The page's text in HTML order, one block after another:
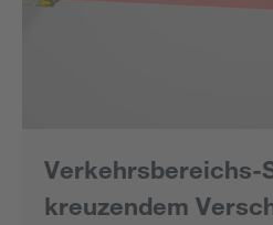
Verkehrsbereichs-
kreuzendem